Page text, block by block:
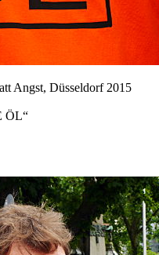
Angst, Düsseldorf 2015
ÖL“